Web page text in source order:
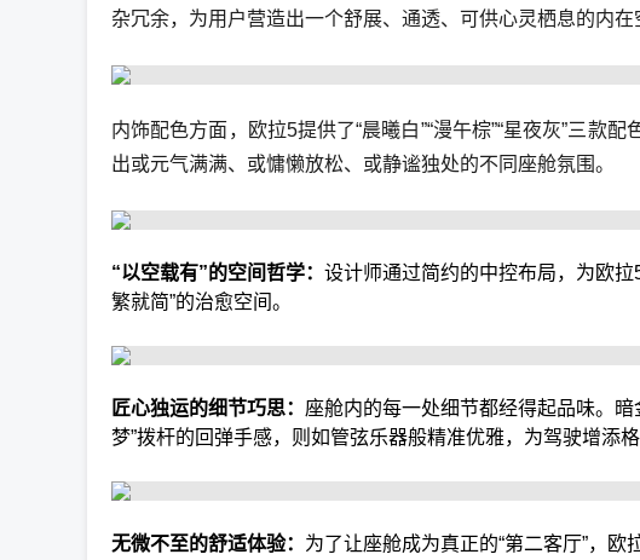
杂冗余，为用户营造出一个舒展、通透、可供心灵栖息的内在
内饰配色方面，欧拉5提供了“晨曦白”“漫午棕”“星夜灰”三款
出或元气满满、或慵懒放松、或静谧独处的不同座舱氛围。
“以空载有”的空间哲学： 设计师通过简约的中控布局，为欧
繁就简”的治愈空间。
匠心独运的细节巧思： 座舱内的每一处细节都经得起品味。
梦”拨杆的回弹手感，则如管弦乐器般精准优雅，为驾驶增添格
无微不至的舒适体验： 为了让座舱成为真正的“第二客厅”，